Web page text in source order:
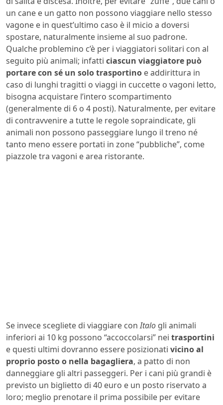
un cane e un gatto non possono viaggiare nello stesso
vagone e in quest’ultimo caso è il micio a doversi
spostare, naturalmente insieme al suo padrone.
Qualche problemino c’è per i viaggiatori solitari con al
seguito più animali; infatti ciascun viaggiatore può
portare con sé un solo trasportino e addirittura in
caso di lunghi tragitti o viaggi in cuccette o vagoni letto,
bisogna acquistare l’intero scompartimento
(generalmente di 6 o 4 posti). Naturalmente, per evitare
di contravvenire a tutte le regole sopraindicate, gli
animali non possono passeggiare lungo il treno né
tanto meno essere portati in zone “pubbliche”, come
piazzole tra vagoni e area ristorante.
Se invece scegliete di viaggiare conItalo gli animali
inferiori ai 10 kg possono “accoccolarsi” nei trasportini
e questi ultimi dovranno essere posizionati vicino al
proprio posto o nella bagagliera, a patto di non
danneggiare gli altri passeggeri. Per i cani più grandi è
previsto un biglietto di 40 euro e un posto riservato a
loro; meglio prenotare il prima possibile per evitare